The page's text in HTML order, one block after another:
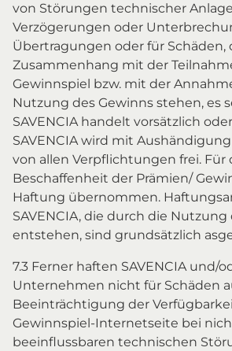
von Störungen technischer
Verzögerungen oder
Übertragungen oder für Schäden,
Zusammenhang mit der
Gewinnspiel bzw. mit der
Nutzung des Gewinns stehen, es
SAVENCIA handelt vorsätzlich
SAVENCIA wird mit
von allen Verpflichtungen frei. Für
Beschaffenheit der Prämien/
Haftung übernommen.
SAVENCIA, die durch die Nutzung
entstehen, sind grundsätzlich
7.3 Ferner haften SAVENCIA und/
Unternehmen nicht für Schäden
Beeinträchtigung der
Gewinnspiel-Internetseite bei
beeinflussbaren technischen